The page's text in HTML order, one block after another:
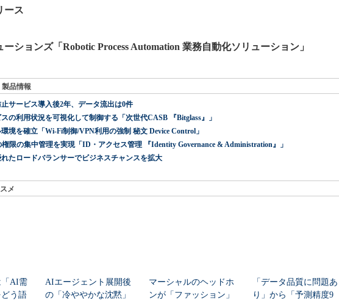
ース
ーションズ「Robotic Process Automation 業務自動化ソリューション」
品情報
サービス導入後2年、データ流出は0件
の利用状況を可視化して制御する「次世代CASB 『Bitglass』」
境を確立「Wi-Fi制御/VPN利用の強制 秘文 Device Control」
限の集中管理を実現「ID・アクセス管理 『Identity Governance & Administration』」
たロードバランサーでビジネスチャンスを拡大
メ
「AI需
う語
AIエージェント展開後
の「冷ややかな沈黙」
マーシャルのヘッドホ
ンが「ファッション」
「データ品質に問題あ
り」から「予測精度9